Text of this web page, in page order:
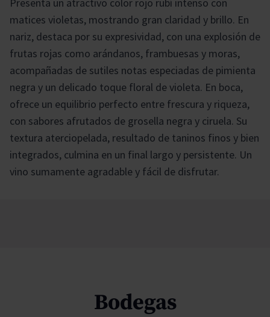
matices violetas, mostrando gran claridad y brillo. En
nariz, destaca por su expresividad, con una explosión de
frutas rojas como arándanos, frambuesas y moras,
acompañadas de sutiles notas especiadas de pimienta
negra y un delicado toque floral de violeta. En boca,
ofrece un equilibrio perfecto entre frescura y riqueza,
con sabores afrutados de grosella negra y ciruela. Su
textura aterciopelada, resultado de taninos finos y bien
integrados, culmina en un final largo y persistente. Un
vino sumamente agradable y fácil de disfrutar.
Bodegas